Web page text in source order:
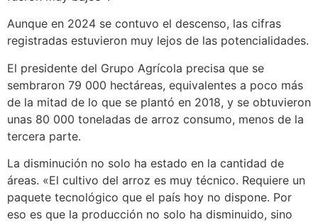
Aunque en 2024 se contuvo el descenso, las cifras
registradas estuvieron muy lejos de las potencialidades.
El presidente del Grupo Agrícola precisa que se
sembraron 79 000 hectáreas, equivalentes a poco más
de la mitad de lo que se plantó en 2018, y se obtuvieron
unas 80 000 toneladas de arroz consumo, menos de la
tercera parte.
La disminución no solo ha estado en la cantidad de
áreas. «El cultivo del arroz es muy técnico. Requiere un
paquete tecnológico que el país hoy no dispone. Por
eso es que la producción no solo ha disminuido, sino